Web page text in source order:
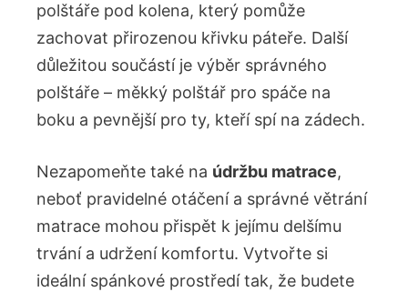
polštáře pod kolena, který pomůže
zachovat přirozenou křivku páteře. Další⁣
důležitou součástí ⁣je výběr správného
polštáře‌ –‌ měkký polštář ‌pro spáče na
boku a pevnější pro ty, kteří spí na zádech.
Nezapomeňte také na údržbu matrace,
neboť pravidelné otáčení ⁤a správné větrání
matrace mohou ⁣přispět k jejímu delšímu
trvání a udržení komfortu. Vytvořte si
ideální spánkové prostředí tak, že​ budete